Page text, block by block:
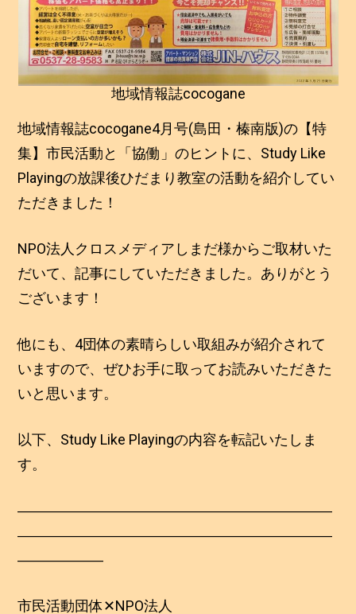
地域情報誌cocogane
地域情報誌cocogane4月号(島田・榛南版)の【特
集】市民活動と「協働」のヒントに、Study Like
Playingの放課後ひだまり教室の活動を紹介してい
ただきました！
NPO法人クロスメディアしまだ様からご取材いた
だいて、記事にしていただきました。ありがとう
ございます！
他にも、4団体の素晴らしい取組みが紹介されて
いますので、ぜひお手に取ってお読みいただきた
いと思います。
以下、Study Like Playingの内容を転記いたしま
す。
――――――――――――――――――――――
――――――――――――――――――――――
――――――
市民活動団体✕NPO法人